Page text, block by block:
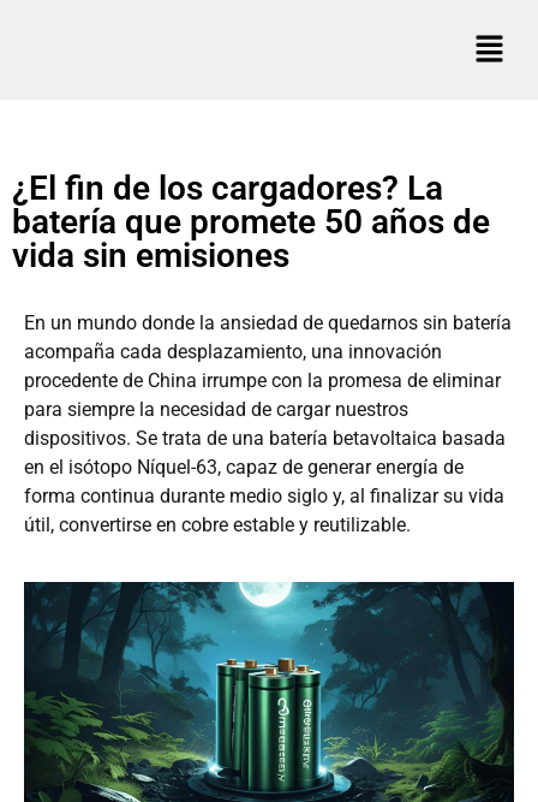
¿El fin de los cargadores? La
batería que promete 50 años de
vida sin emisiones
En un mundo donde la ansiedad de quedarnos sin batería
acompaña cada desplazamiento, una innovación
procedente de China irrumpe con la promesa de eliminar
para siempre la necesidad de cargar nuestros
dispositivos. Se trata de una batería betavoltaica basada
en el isótopo Níquel-63, capaz de generar energía de
forma continua durante medio siglo y, al finalizar su vida
útil, convertirse en cobre estable y reutilizable.